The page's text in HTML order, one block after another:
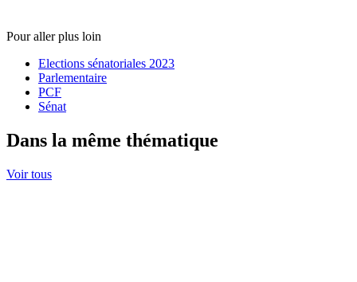
Pour aller plus loin
Elections sénatoriales 2023
Parlementaire
PCF
Sénat
Dans la même thématique
Voir tous